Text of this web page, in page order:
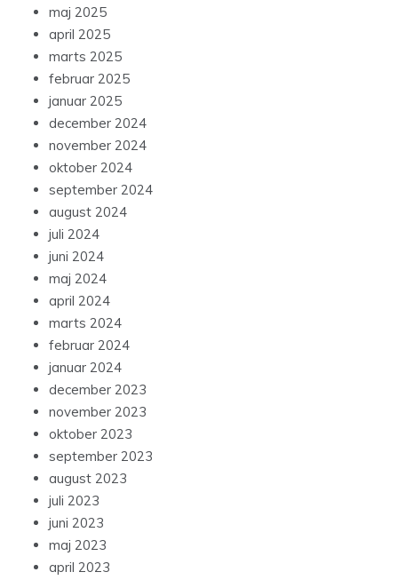
maj 2025
april 2025
marts 2025
februar 2025
januar 2025
december 2024
november 2024
oktober 2024
september 2024
august 2024
juli 2024
juni 2024
maj 2024
april 2024
marts 2024
februar 2024
januar 2024
december 2023
november 2023
oktober 2023
september 2023
august 2023
juli 2023
juni 2023
maj 2023
april 2023